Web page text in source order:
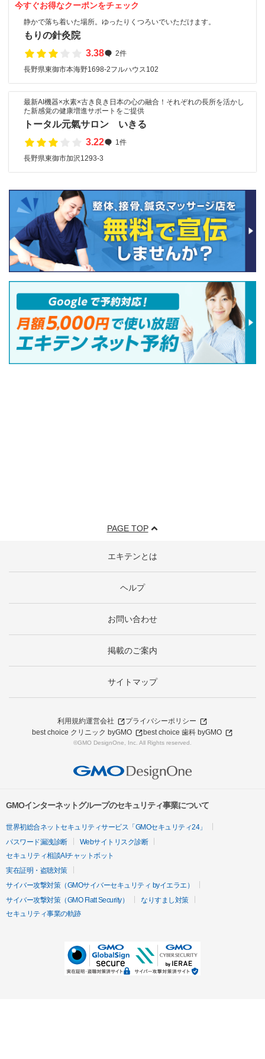
今すぐお得なクーポンをチェック
静かで落ち着いた場所。ゆったりくつろいでいただけます。
もりの針灸院
3.38
2件
長野県東御市本海野1698-2フルハウス102
最新AI機器×水素×古き良き日本の心の融合！それぞれの長所を活かし
た新感覚の健康増進サポートをご提供
トータル元氣サロン いきる
3.22
1件
長野県東御市加沢1293-3
PAGE TOP
エキテンとは
ヘルプ
お問い合わせ
掲載のご案内
サイトマップ
利用規約運営会社
プライバシーポリシー
best choice クリニック byGMO
best choice 歯科 byGMO
©GMO DesignOne, Inc. All Rights reserved.
GMOインターネットグループのセキュリティ事業について
世界初総合ネットセキュリティサービス「GMOセキュリティ24」
パスワード漏洩診断
Webサイトリスク診断
セキュリティ相談AIチャットボット
実在証明・盗聴対策
サイバー攻撃対策（GMOサイバーセキュリティ byイエラエ）
サイバー攻撃対策（GMO Flatt Security）
なりすまし対策
セキュリティ事業の軌跡